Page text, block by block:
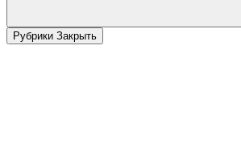
Рубрики Закрыть